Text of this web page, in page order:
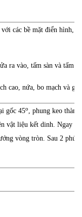
các bề mặt điển hình,
ra vào, tấm sàn và tấm
cao, nứa, bo mạch và
gốc 45o
, phung keo
vật liệu kết dinh. Ngay
vòng tròn. Sau 2 phút